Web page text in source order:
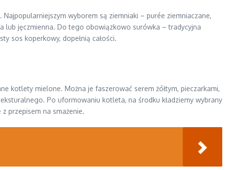
wyborem są ziemniaki – purée ziemniaczane,
lub jęczmienna. Do tego obowiązkowo surówka – tradycyjna
sos koperkowy, dopełnią całości.
kotlety mielone. Można je faszerować serem żółtym, pieczarkami,
Po uformowaniu kotleta, na środku kładziemy wybrany
przepisem na smażenie.